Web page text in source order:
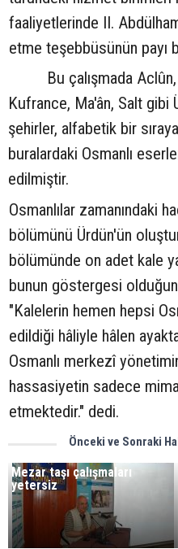
faaliyetlerinde II.
etme teşebbüsünün payı
Bu çalışmada
Kufrance, Ma'ân, Salt gibi
şehirler, alfabetik bir
buralardaki Osmanlı
edilmiştir.
Osmanlılar zamanındaki
bölümünü Ürdün'ün
bölümünde on adet kale
bunun göstergesi
"Kalelerin hemen hepsi
edildiği hâliyle hâlen
Osmanlı merkezî
hassasiyetin sadece
etmektedir." dedi.
Önceki ve Sonraki
Mezar taşı çalışmaları
yetersiz